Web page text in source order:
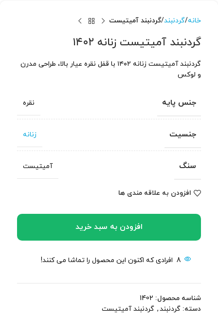
خانه گردنبند گردنبند آمیتیست
گردنبند آمیتیست زنانه ۱۴۰۲
گردنبند آمیتیست زنانه ۱۴۰۲ با قفل نقره عیار بالا، طراحی مدرن
و لوکس
جنس پایه نقره
جنسیت زنانه
سنگ آمیتیست
افزودن به علاقه مندی ها
افزودن به سبد خرید
8 افرادی که اکنون این محصول را تماشا می کنند!
شناسه محصول: 1402
دسته: گردنبند, گردنبند آمیتیست